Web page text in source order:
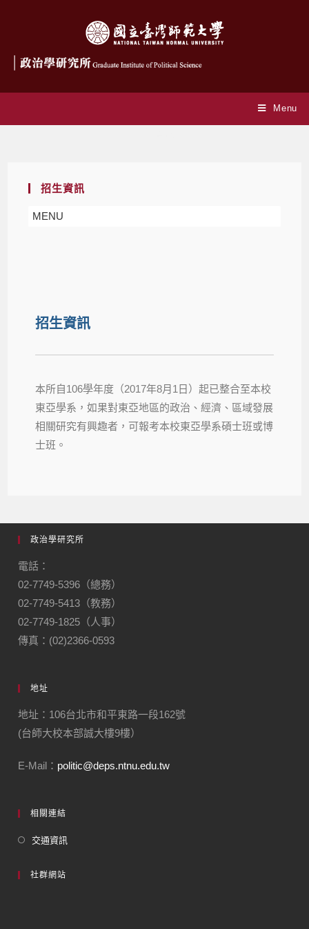
Menu
招生資訊
MENU
招生資訊
本所自106學年度（2017年8月1日）起已整合至本校
東亞學系，如果對東亞地區的政治、經濟、區域發展
相關研究有興趣者，可報考本校東亞學系碩士班或博
士班。
政治學研究所
電話：
02-7749-5396（總務）
02-7749-5413（教務）
02-7749-1825（人事）
傳真：(02)2366-0593
地址
地址：106台北市和平東路一段162號
(台師大校本部誠大樓9樓）
E-Mail： politic@deps.ntnu.edu.tw
相關連結
交通資訊
社群網站